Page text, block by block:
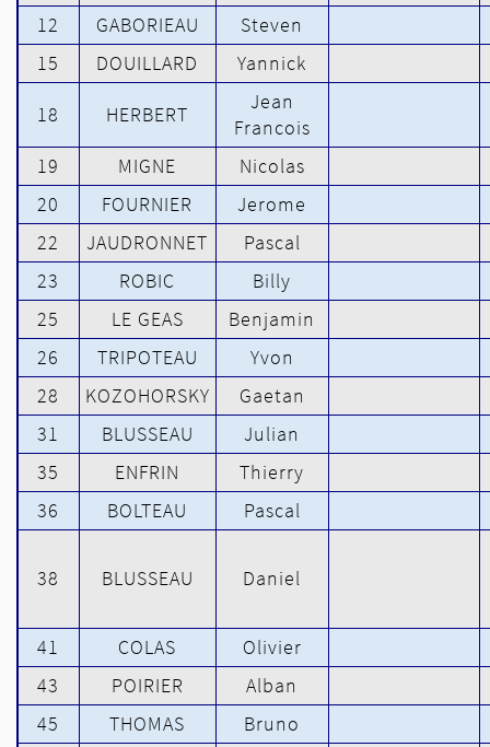
12
GABORIEAU
Steven
15
DOUILLARD Yannick
18 HERBERT
Jean
Francois
19
MIGNE
Nicolas
20
FOURNIER
Jerome
22
JAUDRONNET
Pascal
23
ROBIC
Billy
25
LE GEAS
Benjamin
26
TRIPOTEAU
Yvon
28
KOZOHORSKY
Gaetan
31
BLUSSEAU
Julian
35
ENFRIN
Thierry
36
BOLTEAU Pascal
38 BLUSSEAU Daniel
41 COLAS
Olivier
43
POIRIER
Alban
45
THOMAS
Bruno